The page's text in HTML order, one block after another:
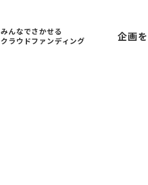
みんなでさかせる
クラウドファンディング
企画